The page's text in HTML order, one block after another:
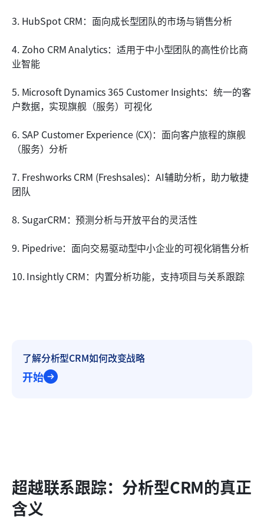
3. HubSpot CRM：面向成长型团队的市场与销售分析
4. Zoho CRM Analytics：适用于中小型团队的高性价比商
业智能
5. Microsoft Dynamics 365 Customer Insights：统一的客
户数据，实现旗舰（服务）可视化
6. SAP Customer Experience (CX)：面向客户旅程的旗舰
（服务）分析
7. Freshworks CRM (Freshsales)：AI辅助分析，助力敏捷
团队
8. SugarCRM：预测分析与开放平台的灵活性
9. Pipedrive：面向交易驱动型中小企业的可视化销售分析
10. Insightly CRM：内置分析功能，支持项目与关系跟踪
了解分析型CRM如何改变战略
开始
超越联系跟踪：分析型CRM的真正
含义